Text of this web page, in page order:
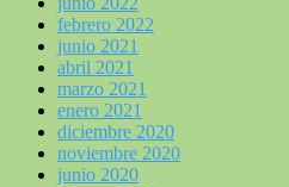
febrero 2022
junio 2021
abril 2021
marzo 2021
enero 2021
diciembre 2020
noviembre 2020
junio 2020